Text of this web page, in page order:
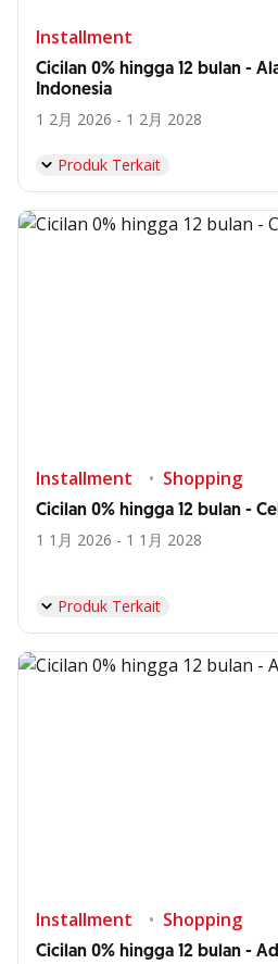
Installment
Cicilan 0% hingga 12 bulan -
Indonesia
1 2月 2026 - 1 2月 2028
Produk Terkait
Installment Shopping
Cicilan 0% hingga 12 bulan -
1 1月 2026 - 1 1月 2028
Produk Terkait
Installment Shopping
Cicilan 0% hingga 12 bulan -